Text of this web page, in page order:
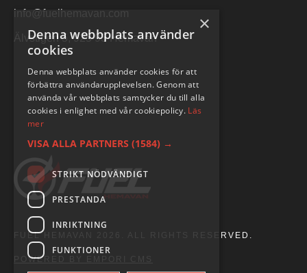
info@fuelhemavan.com
Älvstigen 5, 925 93 Hemavan
FUEL HEMAVAN 2026. ALL RIGHTS RESERVED.
POWERED BY EMPORI CMS
×
Denna webbplats använder
cookies
Denna webbplats använder cookies för att
förbättra användarupplevelsen. Genom att
använda vår webbplats samtycker du till alla
cookies i enlighet med vår cookiepolicy. Läs
mer
VISA ALLA PARTNERS (1584) →
STRIKT NÖDVÄNDIGT
PRESTANDA
INRIKTNING
FUNKTIONER